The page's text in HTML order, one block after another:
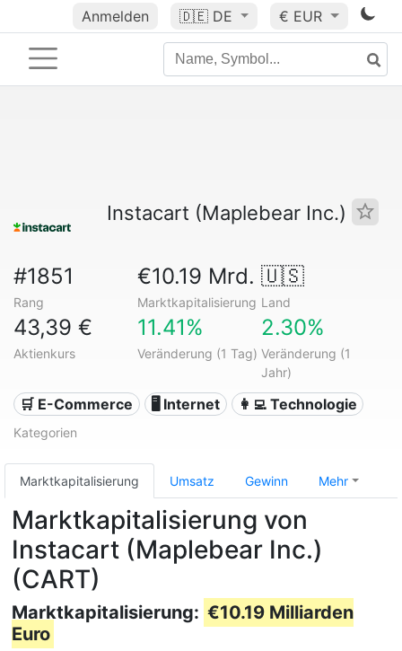
Anmelden 🇩🇪 DE € EUR
Instacart (Maplebear Inc.)
#1851
Rang
€10.19 Mrd.
Marktkapitalisierung
🇺🇸
Land
43,39 €
Aktienkurs
11.41%
Veränderung (1 Tag)
2.30%
Veränderung (1
Jahr)
🛒 E-Commerce 🖥️ Internet 👩‍💻 Technologie
Kategorien
Marktkapitalisierung Umsatz Gewinn Mehr
Marktkapitalisierung von
Instacart (Maplebear Inc.)
(CART)
Marktkapitalisierung: €10.19 Milliarden
Euro